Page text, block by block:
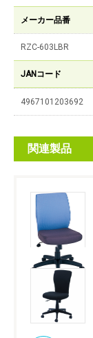
メーカー品番
RZC-603LBR
JANコード
4967101203692
関連製品